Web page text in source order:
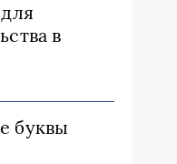
в
буквы